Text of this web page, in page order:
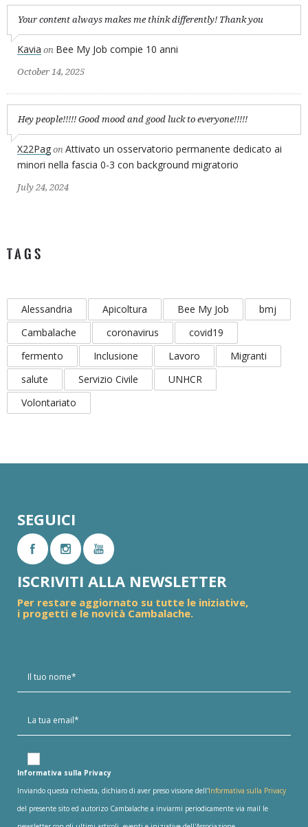
Your content always makes me think differently! Thank you
Kavia on Bee My Job compie 10 anni
October 14, 2025
Hey people!!!!! Good mood and good luck to everyone!!!!!
X22Pag on Attivato un osservatorio permanente dedicato ai
minori nella fascia 0-3 con background migratorio
July 24, 2024
TAGS
Alessandria Apicoltura Bee My Job
bmj
Cambalache
coronavirus
covid19
fermento
Inclusione Lavoro
Migranti
salute
Servizio Civile
UNHCR
Volontariato
SEGUICI
ISCRIVITI ALLA NEWSLETTER
Per restare aggiornato su tutte le iniziative,
i progetti e le novità Cambalache.
Informativa sulla Privacy
Inviando questa richiesta, dichiaro di aver preso visione dell'Informativa sulla Privacy
del presente sito ed autorizo Cambalache a inviarmi periodicamente via mail le